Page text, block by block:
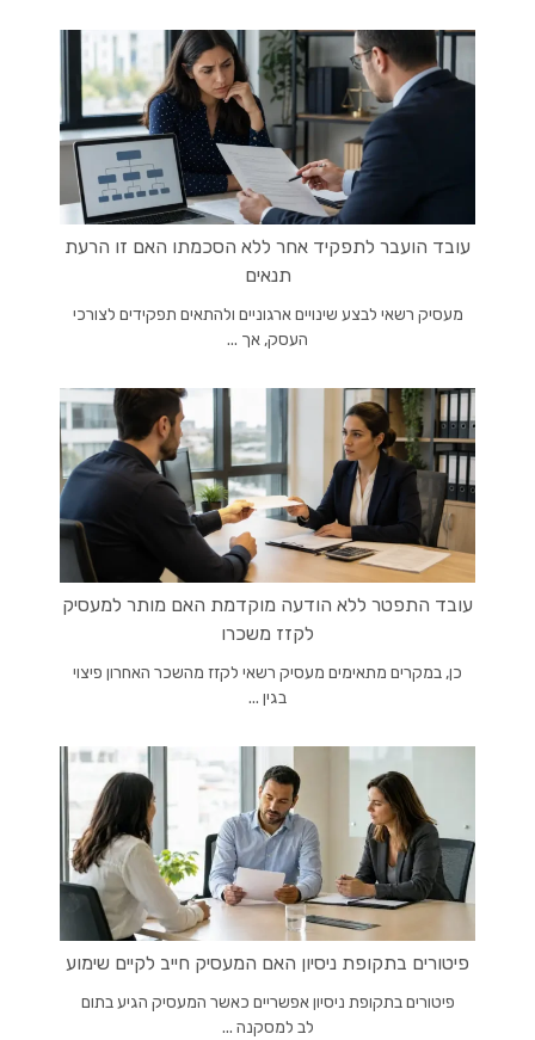
עובד הועבר לתפקיד אחר ללא הסכמתו האם זו הרעת
תנאים
מעסיק רשאי לבצע שינויים ארגוניים ולהתאים תפקידים לצורכי
העסק, אך ...
עובד התפטר ללא הודעה מוקדמת האם מותר למעסיק
לקזז משכרו
כן, במקרים מתאימים מעסיק רשאי לקזז מהשכר האחרון פיצוי
בגין ...
פיטורים בתקופת ניסיון האם המעסיק חייב לקיים שימוע
פיטורים בתקופת ניסיון אפשריים כאשר המעסיק הגיע בתום
לב למסקנה ...